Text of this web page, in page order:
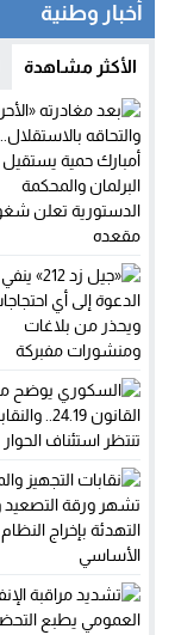
أخبار وطنية
الأكثر مشاهدة